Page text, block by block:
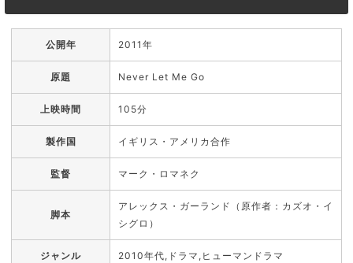
公開年 2011年
原題 Never Let Me Go
上映時間 105分
製作国 イギリス・アメリカ合作
監督 マーク・ロマネク
脚本
アレックス・ガーランド（原作者：カズオ・イ
シグロ）
ジャンル 2010年代,ドラマ,ヒューマンドラマ